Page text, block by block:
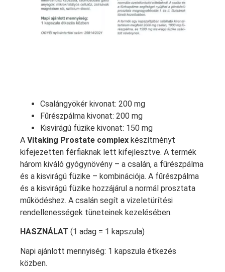
Csalángyökér kivonat: 200 mg
Fűrészpálma kivonat: 200 mg
Kisvirágú füzike kivonat: 150 mg
A Vitaking Prostate complex készítményt
kifejezetten férfiaknak lett kifejlesztve. A termék
három kiváló gyógynövény – a csalán, a fűrészpálma
és a kisvirágú füzike – kombinációja. A fűrészpálma
és a kisvirágú füzike hozzájárul a normál prosztata
működéshez. A csalán segít a vizeletürítési
rendellenességek tüneteinek kezelésében.
HASZNÁLAT (1 adag = 1 kapszula)
Napi ajánlott mennyiség: 1 kapszula étkezés
közben.